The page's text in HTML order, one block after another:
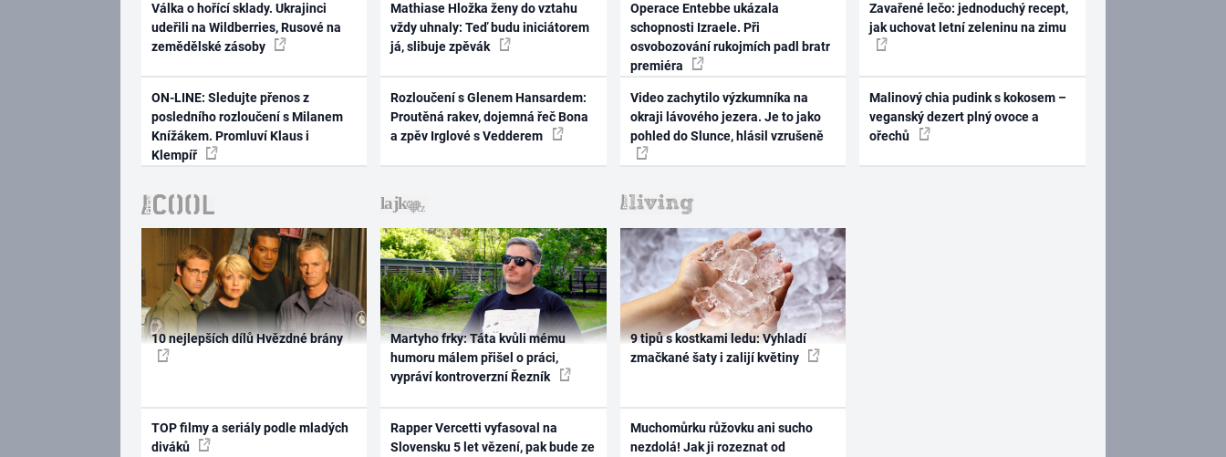
Válka o hořící sklady. Ukrajinci
udeřili na Wildberries, Rusové na
zemědělské zásoby
ON-LINE: Sledujte přenos z
posledního rozloučení s Milanem
Knížákem. Promluví Klaus i
Klempíř
Mathiase Hložka ženy do vztahu
vždy uhnaly: Teď budu iniciátorem
já, slibuje zpěvák
Rozloučení s Glenem Hansardem:
Proutěná rakev, dojemná řeč Bona
a zpěv Irglové s Vedderem
Operace Entebbe ukázala
schopnosti Izraele. Při
osvobozování rukojmích padl bratr
premiéra
Video zachytilo výzkumníka na
okraji lávového jezera. Je to jako
pohled do Slunce, hlásil vzrušeně
Zavařené lečo: jednoduchý recept,
jak uchovat letní zeleninu na zimu
Malinový chia pudink s kokosem –
veganský dezert plný ovoce a
ořechů
10 nejlepších dílů Hvězdné brány
TOP filmy a seriály podle mladých
diváků
Martyho frky: Táta kvůli mému
humoru málem přišel o práci,
vypráví kontroverzní Řezník
Rapper Vercetti vyfasoval na
Slovensku 5 let vězení, pak bude ze
9 tipů s kostkami ledu: Vyhladí
zmačkané šaty i zalijí květiny
Muchomůrku růžovku ani sucho
nezdolá! Jak ji rozeznat od